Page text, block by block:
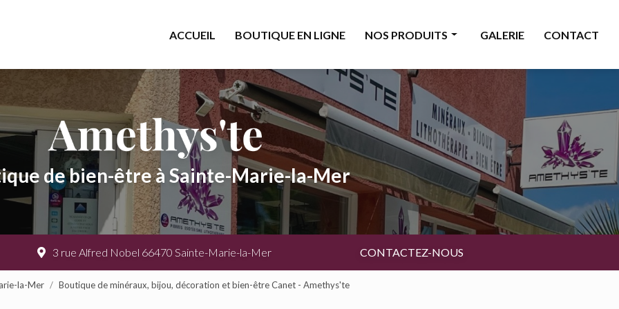
ACCUEIL BOUTIQUE EN LIGNE NOS PRODUITS
Minéraux
Bijoux
Décoration & accessoires
Bougies & senteurs
Ésotérisme
Livres & cartes
Beauté
GALERIE CONTACT
de bien-être à Sainte-Marie-la-Mer
3 rue Alfred Nobel 66470 Sainte-Marie-la-Mer CONTACTEZ-NOUS
la-Mer
Boutique de minéraux, bijou, décoration et bien-être Canet - Amethys'te